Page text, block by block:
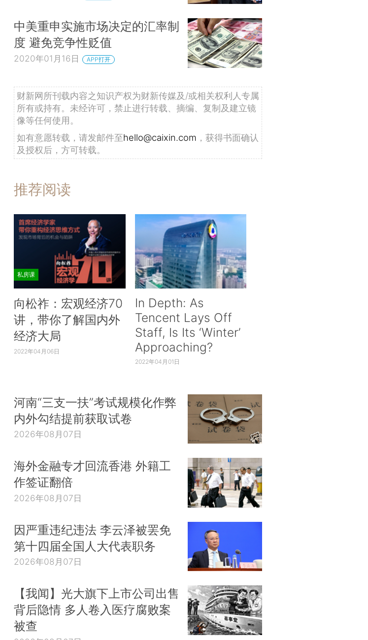
中美重申实施市场决定的汇率制
度 避免竞争性贬值
2020年01月16日 APP打开
财新网所刊载内容之知识产权为财新传媒及/或相关权利人专属
所有或持有。未经许可，禁止进行转载、摘编、复制及建立镜
像等任何使用。
如有意愿转载，请发邮件至hello@caixin.com ，获得书面确认
及授权后，方可转载。
推荐阅读
私房课
向松祚：宏观经济70
讲，带你了解国内外
经济大局
2022年04月06日
In Depth: As
Tencent Lays Off
Staff, Is Its ‘Winter’
Approaching?
2022年04月01日
河南“三支一扶”考试规模化作弊
内外勾结提前获取试卷
2026年08月07日
海外金融专才回流香港 外籍工
作签证翻倍
2026年08月07日
因严重违纪违法 李云泽被罢免
第十四届全国人大代表职务
2026年08月07日
【我闻】光大旗下上市公司出售
背后隐情 多人卷入医疗腐败案
被查